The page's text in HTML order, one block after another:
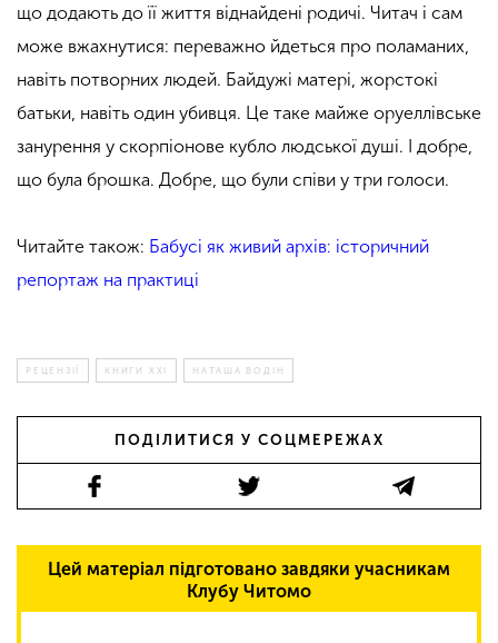
що додають до її життя віднайдені родичі. Читач і сам
може вжахнутися: переважно йдеться про поламаних,
навіть потворних людей. Байдужі матері, жорстокі
батьки, навіть один убивця. Це таке майже оруеллівське
занурення у скорпіонове кубло людської душі. І добре,
що була брошка. Добре, що були співи у три голоси.
Читайте також: Бабусі як живий архів: історичний
репортаж на практиці
РЕЦЕНЗІЇ КНИГИ XXI НАТАША ВОДІН
ПОДІЛИТИСЯ У СОЦМЕРЕЖАХ
Цей матеріал підготовано завдяки учасникам
Клубу Читомо